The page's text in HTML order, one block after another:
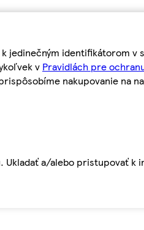
identifikátorom
v Pravidlách pre
nakupovanie na
a/alebo pristupovať k